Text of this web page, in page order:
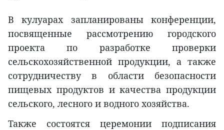
В кулуарах запланированы конференции,
посвященные рассмотрению городского
проекта по разработке проверки
сельскохозяйственной продукции, а также
сотрудничеству в области безопасности
пищевых продуктов и качества продукции
сельского, лесного и водного хозяйства.
Также состоятся церемонии подписания